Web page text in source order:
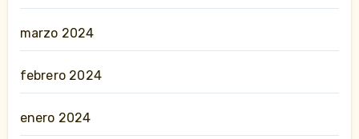
marzo 2024
febrero 2024
enero 2024